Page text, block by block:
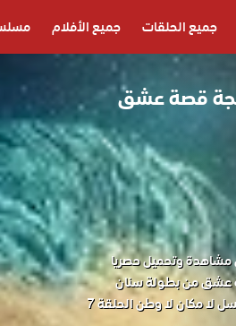
جميع الحلقات جميع الأفلام
لا وطن الحلقة 7 مدبلجة قصة عشق
عشق الاصلي مشاهدة وتحميل حصريا
وطن مدبلج الحلقة 7 موقع قصة عشق من بطولة سنان
البيرق، ونسرين جواد زاده، وفردي طيفور، وشريف سيزر مسلسل لا مكان لا وطن الحلقة 7